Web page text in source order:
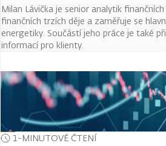
Milan Lávička je senior analytik
finančních trzích děje a zaměřuje se
energetiky. Součástí jeho práce je také
informací pro klienty.
1-MINUTOVÉ ČTENÍ